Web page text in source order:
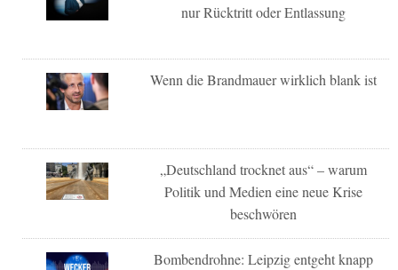
nur Rücktritt oder Entlassung
Wenn die Brandmauer wirklich blank ist
„Deutschland trocknet aus“ – warum
Politik und Medien eine neue Krise
beschwören
Bombendrohne: Leipzig entgeht knapp